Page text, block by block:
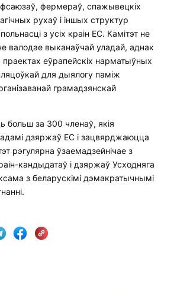
фермераў, спажывецкіх
рухаў і іншых структур
з усіх краін ЕС. Камітэт не
валодае выканаўчай уладай, аднак
праектах еўрапейскіх нарматыўных
для дыялогу паміж
грамадзянскай
больш за 300 членаў, якія
дзяржаў ЕС і зацвярджаюцца
рэгулярна ўзаемадзейнічае з
кандыдатаў і дзяржаў Усходняга
з беларускімі дэмакратычнымі